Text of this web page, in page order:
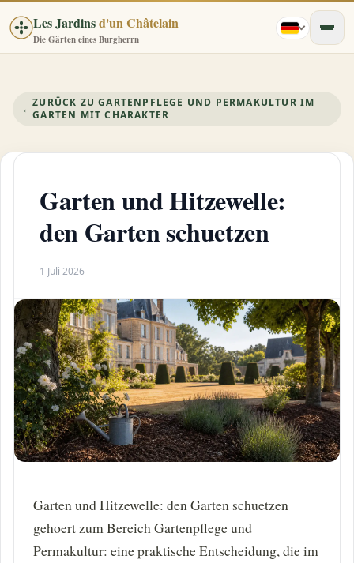
Les Jardinsd'un Châtelain
Die Gärten eines Burgherrn
←ZURÜCK ZU GARTENPFLEGE UND PERMAKULTUR IM
GARTEN MIT CHARAKTER
Garten und Hitzewelle:
den Garten schuetzen
1 Juli 2026
Garten und Hitzewelle: den Garten schuetzen
gehoert zum Bereich Gartenpflege und
Permakultur: eine praktische Entscheidung, die im